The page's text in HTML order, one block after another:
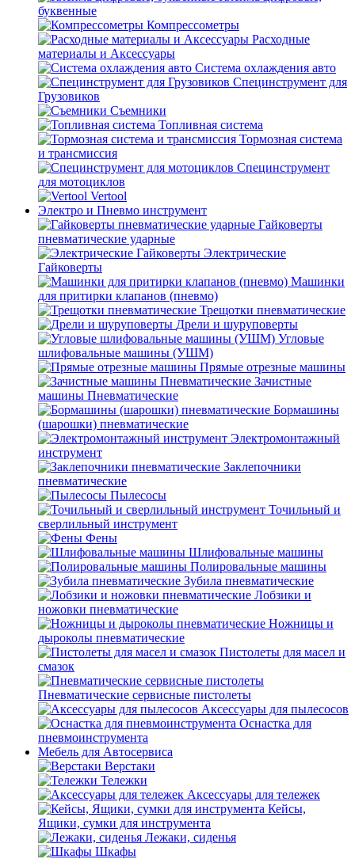
буквенные
Компрессометры
Расходные
материалы и Аксессуары
Система охлаждения авто
Специнструмент для
Грузовиков
Съемники
Топливная система
Тормозная система
и трансмиссия
Специнструмент
для мотоциклов
Vertool
Электро и Пневмо инструмент
Гайковерты
пневматические ударные
Электрические
Гайковерты
Машинки
для притирки клапанов (пневмо)
Трещотки пневматические
Дрели и шуруповерты
Угловые
шлифовальные машины (УШМ)
Прямые отрезные машины
Зачистные
машины Пневматические
Бормашины
(шарошки) пневматические
Электромонтажный
инструмент
Заклепочники
пневматические
Пылесосы
Точильный и
сверлильный инструмент
Фены
Шлифовальные машины
Полировальные машины
Зубила пневматические
Лобзики и
ножовки пневматические
Ножницы и
дыроколы пневматические
Пистолеты для масел и
смазок
Пневматические сервисные пистолеты
Аксессуары для пылесосов
Оснастка для
пневмоинструмента
Мебель для Автосервиса
Верстаки
Тележки
Аксессуары для тележек
Кейсы,
Ящики, сумки для инструмента
Лежаки, сиденья
Шкафы